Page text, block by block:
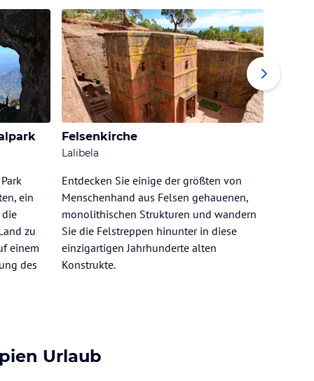
ein
zu
einem
des
Felsenkirche
Lalibela
Entdecken Sie einige der größten von
Menschenhand aus Felsen gehauenen,
monolithischen Strukturen und wandern
Sie die Felstreppen hinunter in diese
einzigartigen Jahrhunderte alten
Konstrukte.
Urlaub